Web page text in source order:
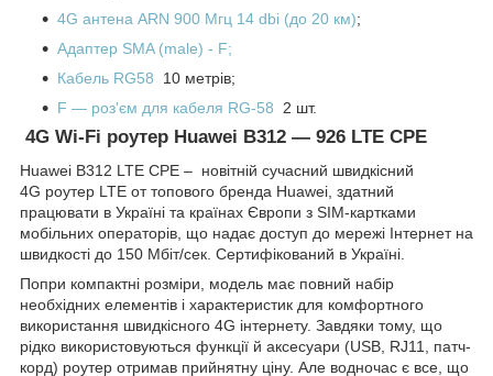
4G антена ARN 900 Мгц 14 dbi (до 20 км);
Адаптер SMA (male) - F;
Кабель RG58 10 метрів;
F — роз'єм для кабеля RG-58 2 шт.
4G Wi-Fi роутер Huawei B312 — 926 LTE CPE
Huawei B312 LTE CPE – новітній сучасний швидкісний
4G роутер LTE от топового бренда Huawei, здатний
працювати в Україні та країнах Європи з SIM-картками
мобільних операторів, що надає доступ до мережі Інтернет на
швидкості до 150 Мбіт/сек. Сертифікований в Україні.
Попри компактні розміри, модель має повний набір
необхідних елементів і характеристик для комфортного
використання швидкісного 4G інтернету. Завдяки тому, що
рідко використовуються функції й аксесуари (USB, RJ11, патч-
корд) роутер отримав прийнятну ціну. Але водночас є все, що